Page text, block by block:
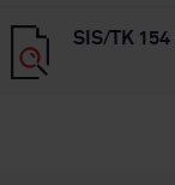
SIS/TK 154